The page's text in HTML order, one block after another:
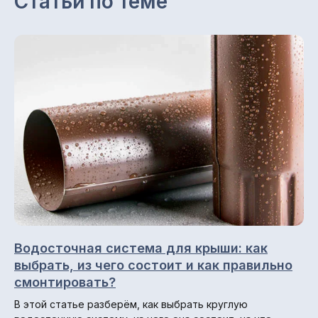
Водосточная система для крыши: как
выбрать, из чего состоит и как правильно
смонтировать?
В этой статье разберём, как выбрать круглую
Металлочерепица
Фальцевая кровля
Металлосайдинг
Металлический штакетник
Профили для вентфасадов